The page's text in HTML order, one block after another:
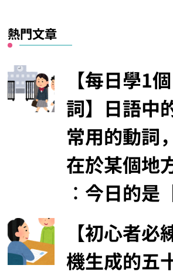
熱門文章
【每日學1
詞】日語中
常用的動詞
在於某個地
︰今日的是
【初心者
機生成的五